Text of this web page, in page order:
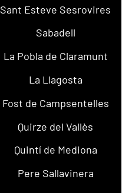
Sant Esteve Sesrovires
Sabadell
La Pobla de Claramunt
La Llagosta
Fost de Campsentelles
Quirze del Vallès
Quintí de Mediona
Pere Sallavinera